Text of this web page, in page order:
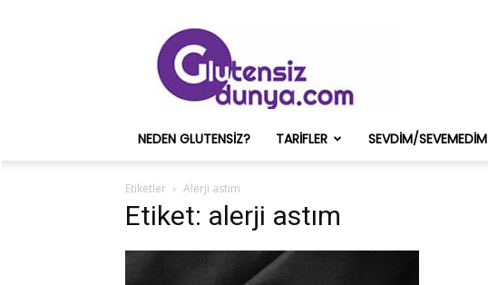
ve
Onun
Sağlık
Deneyimleri
NEDEN GLUTENSIZ? TARIFLER SEVDIM/SEVEMEDIM
Etiketler Alerji astım
Etiket: alerji astım